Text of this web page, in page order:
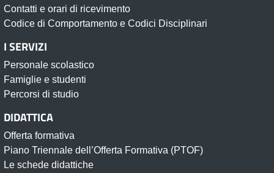
Contatti e orari di ricevimento
Codice di Comportamento e Codici Disciplinari
I SERVIZI
Personale scolastico
Famiglie e studenti
Percorsi di studio
DIDATTICA
Offerta formativa
Piano Triennale dell’Offerta Formativa (PTOF)
Le schede didattiche